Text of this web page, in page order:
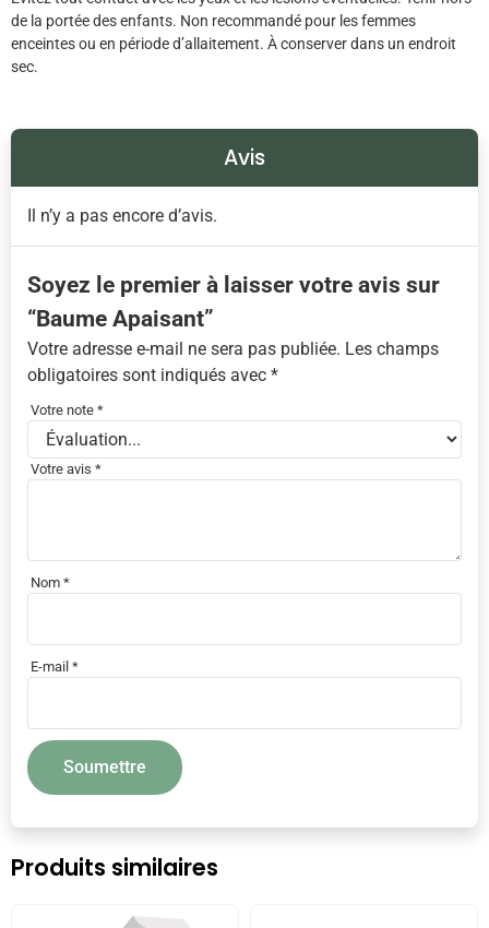
de la portée des enfants. Non recommandé pour les femmes
enceintes ou en période d’allaitement. À conserver dans un endroit
sec.
Avis
Il n’y a pas encore d’avis.
Soyez le premier à laisser votre avis sur
“Baume Apaisant”
Votre adresse e-mail ne sera pas publiée. Les champs
obligatoires sont indiqués avec *
Votre note*
Votre avis*
Nom*
E-mail*
Produits similaires